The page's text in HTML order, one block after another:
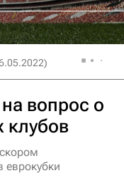
вопрос о
клубов
еврокубки